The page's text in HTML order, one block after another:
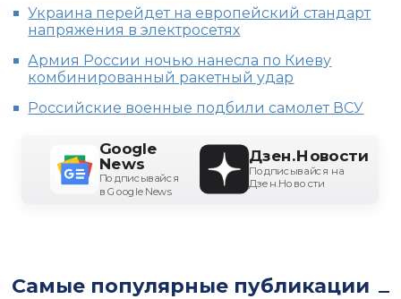
Украина перейдет на европейский стандарт
напряжения в электросетях
Армия России ночью нанесла по Киеву
комбинированный ракетный удар
Российские военные подбили самолет ВСУ
Google
News
Подписывайся
в Google News
Дзен.Новости
Подписывайся на
Дзен.Новости
Самые популярные публикации